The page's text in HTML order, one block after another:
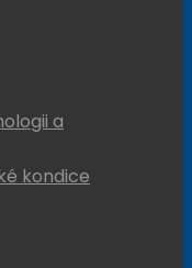
a
kondice